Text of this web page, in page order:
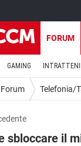
FORUM
GAMING
Forum Telefonia/
sbloccare il